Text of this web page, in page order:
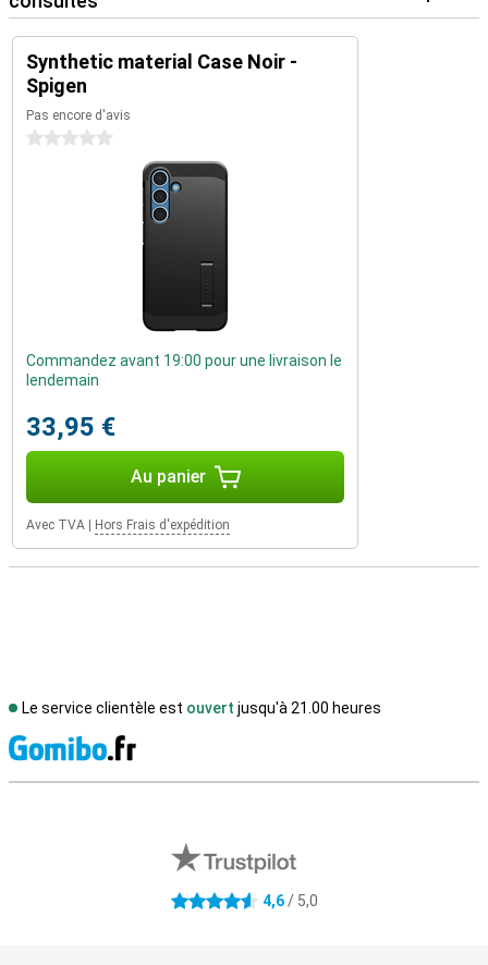
Synthetic material Case Noir -
Spigen
Pas encore d'avis
0 étoiles
Commandez avant 19:00 pour une livraison le
lendemain
33,95 €
Au panier
Avec TVA Hors Frais d'expédition
Le service clientèle est ouvert jusqu'à 21.00 heures
4.6 étoiles 4,6/ 5,0